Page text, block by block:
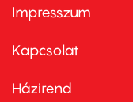
Footer
first
Impresszum
Kapcsolat
Footer
Házirend